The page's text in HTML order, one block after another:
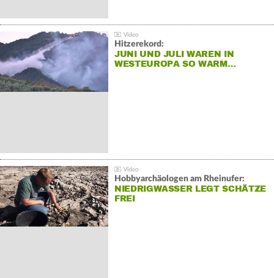
Hitzerekord:
JUNI UND JULI WAREN IN
WESTEUROPA SO WARM…
Hobbyarchäologen am Rheinufer:
NIEDRIGWASSER LEGT SCHÄTZE
FREI